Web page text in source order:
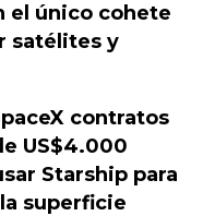
el único cohete
satélites y
contratos
US$4.000
Starship para
superficie